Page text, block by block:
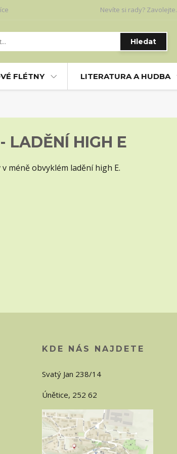
Hledat
Nevíte si rady? Zavolejte.
FLÉTNY LITERATURA A HUDBA
LADĚNÍ HIGH E
méně obvyklém ladění high E.
KDE NÁS NAJDETE
Svatý Jan 238/14
Únětice, 252 62